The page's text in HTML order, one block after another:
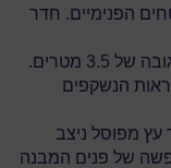
הפנימיים. חדר
נתמך מעל גדות הנהר המשתפלים בגובה של 3.5 מטרים.
הנשקפים
עץ מפוסל ניצב
של פנים המבנה